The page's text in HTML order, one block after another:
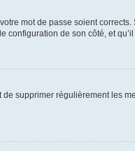
mot de passe soient
configuration de son côté, et
supprimer régulièrement les